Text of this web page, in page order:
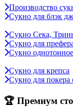
Производство
Сукно для блэк
Сукно Сека,
Сукно для
Сукно однотонное
Сукно для крепса
Сукно для покера
🏆 Премиум